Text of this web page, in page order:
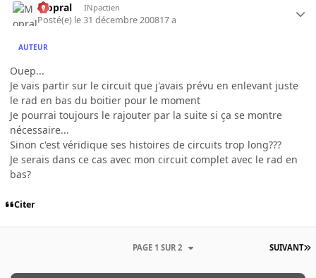
Mopral INpactien
Posté(e) le 31 décembre 200817 a
AUTEUR
Ouep...
Je vais partir sur le circuit que j'avais prévu en enlevant juste
le rad en bas du boitier pour le moment
Je pourrai toujours le rajouter par la suite si ça se montre
nécessaire...
Sinon c'est véridique ses histoires de circuits trop long???
Je serais dans ce cas avec mon circuit complet avec le rad en
bas?
Citer
SUIVANT
PAGE 1 SUR 2